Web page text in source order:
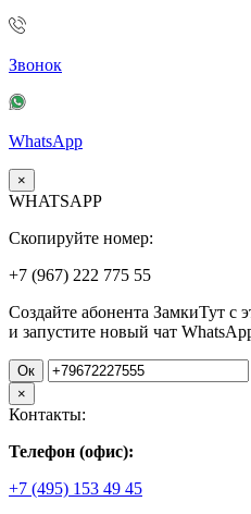
Звонок
WhatsApp
×
WHATSAPP
Скопируйте номер:
+7 (967) 222 775 55
Создайте абонента ЗамкиТут с
и запустите новый чат
Ок
×
Контакты:
Телефон (офис):
+7 (495) 153 49 45